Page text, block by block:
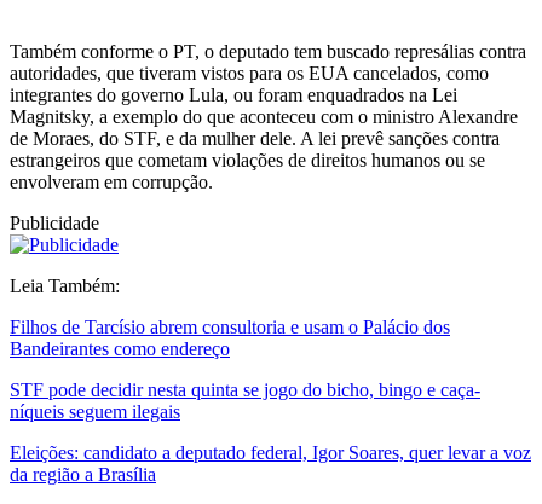
Também conforme o PT, o deputado tem buscado represálias contra
autoridades, que tiveram vistos para os EUA cancelados, como
integrantes do governo Lula, ou foram enquadrados na Lei
Magnitsky, a exemplo do que aconteceu com o ministro Alexandre
de Moraes, do STF, e da mulher dele. A lei prevê sanções contra
estrangeiros que cometam violações de direitos humanos ou se
envolveram em corrupção.
Publicidade
Leia Também:
Filhos de Tarcísio abrem consultoria e usam o Palácio dos
Bandeirantes como endereço
STF pode decidir nesta quinta se jogo do bicho, bingo e caça-
níqueis seguem ilegais
Eleições: candidato a deputado federal, Igor Soares, quer levar a voz
da região a Brasília